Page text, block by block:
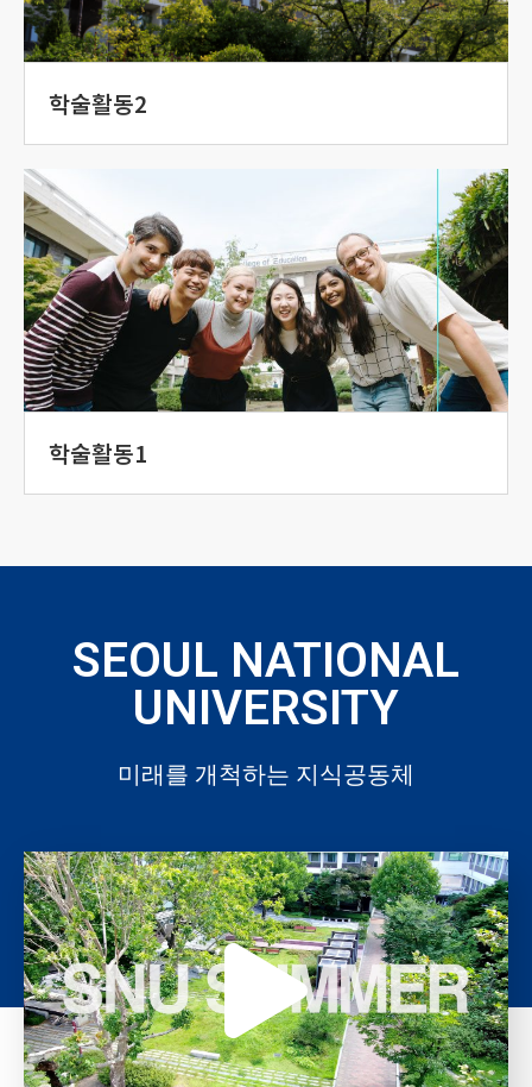
학술활동2
학술활동1
SEOUL NATIONAL
UNIVERSITY
미래를 개척하는 지식공동체